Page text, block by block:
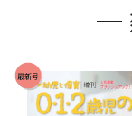
最新号